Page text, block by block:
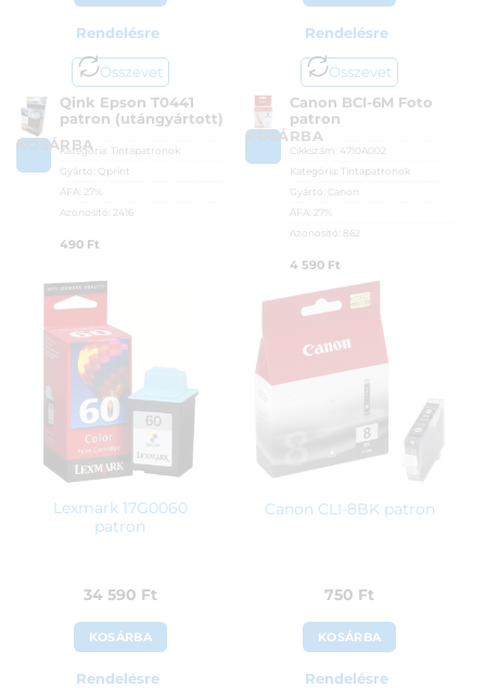
Rendelésre
Összevet
KOSÁRBA
Qink Epson T0441
patron (utángyártott)
Kategória:
Tintapatronok
Gyártó: Qprint
ÁFA:
27%
Azonosító:
2416
490 Ft
Rendelésre
Összevet
KOSÁRBA
Canon BCI-6M Foto
patron
Cikkszám: 4710A002
Kategória:
Tintapatronok
Gyártó: Canon
ÁFA:
27%
Azonosító: 862
4 590 Ft
Lexmark 17G0060
patron
34 590 Ft
KOSÁRBA
Rendelésre
Canon CLI-8BK patron
750 Ft
KOSÁRBA
Rendelésre